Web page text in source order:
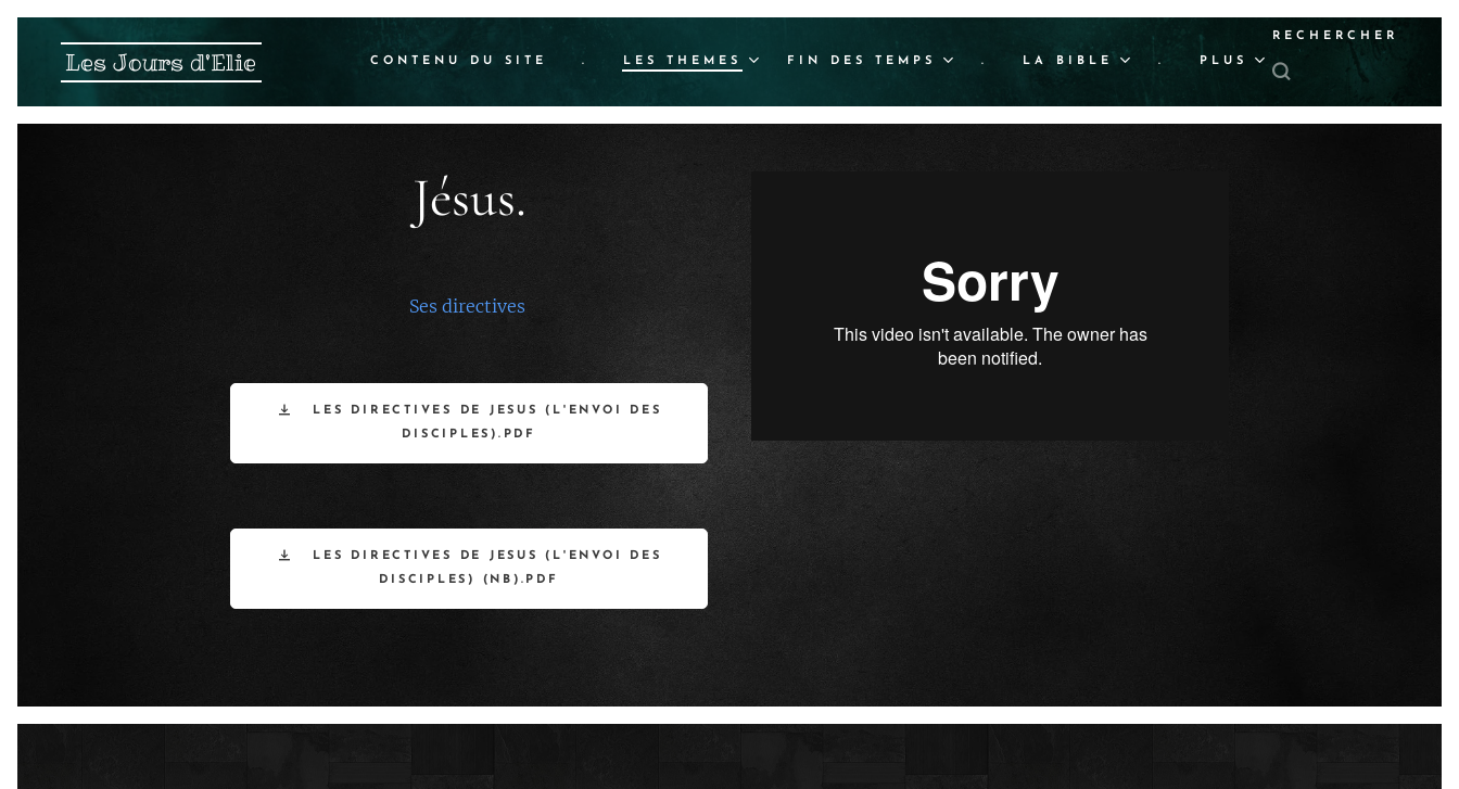
Les Jours d'Elie CONTENU DU SITE . LES THEMES FIN DES TEMPS . LA BIBLE . PLUS
RECHERCHER
Jésus.
Ses directives
LES DIRECTIVES DE JESUS (L'ENVOI DES
DISCIPLES).PDF
LES DIRECTIVES DE JESUS (L'ENVOI DES
DISCIPLES) (NB).PDF